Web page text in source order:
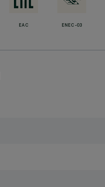
EAC ENEC-03